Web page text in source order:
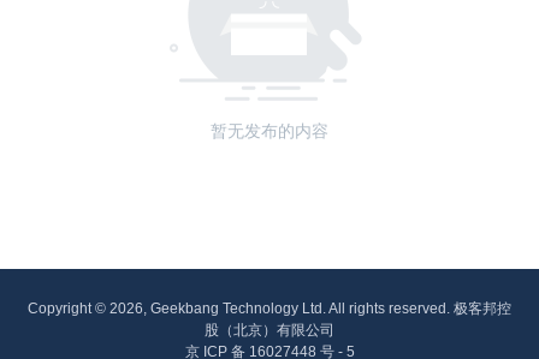
暂无发布的内容
Copyright © 2026, Geekbang Technology Ltd. All rights reserved. 极客邦控
股（北京）有限公司
京 ICP 备 16027448 号 - 5